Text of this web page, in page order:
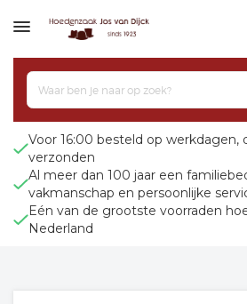
Voor 16:00 besteld op werkdagen,
verzonden
Al meer dan 100 jaar een
vakmanschap en persoonlijke
Eén van de grootste voorraden
Nederland